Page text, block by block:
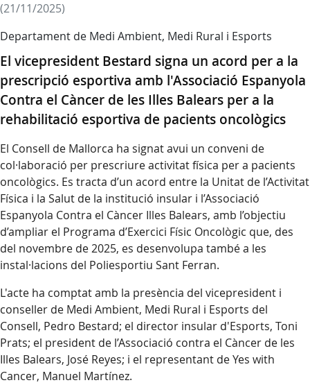
(21/11/2025)
Departament de Medi Ambient, Medi Rural i Esports
El vicepresident Bestard signa un acord per a la
prescripció esportiva amb l'Associació Espanyola
Contra el Càncer de les Illes Balears per a la
rehabilitació esportiva de pacients oncològics
El Consell de Mallorca ha signat avui un conveni de
col·laboració per prescriure activitat física per a pacients
oncològics. Es tracta d’un acord entre la Unitat de l’Activitat
Física i la Salut de la institució insular i l’Associació
Espanyola Contra el Càncer Illes Balears, amb l’objectiu
d’ampliar el Programa d’Exercici Físic Oncològic que, des
del novembre de 2025, es desenvolupa també a les
instal·lacions del Poliesportiu Sant Ferran.
L'acte ha comptat amb la presència del vicepresident i
conseller de Medi Ambient, Medi Rural i Esports del
Consell, Pedro Bestard; el director insular d'Esports, Toni
Prats; el president de l’Associació contra el Càncer de les
Illes Balears, José Reyes; i el representant de Yes with
Cancer, Manuel Martínez.